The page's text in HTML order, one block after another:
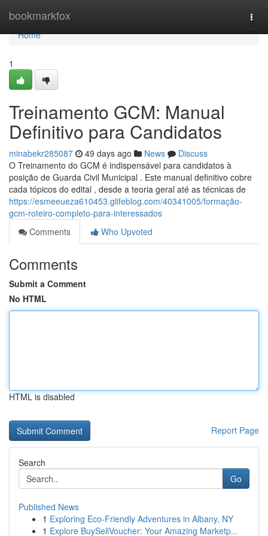
bookmarkfox
Home
Home
1
Treinamento GCM: Manual
Definitivo para Candidatos
minabekr285087 49 days ago News
Discuss
O Treinamento do GCM é indispensável para candidatos à
posição de Guarda Civil Municipal . Este manual definitivo cobre
cada tópicos do edital , desde a teoria geral até as técnicas de
https://esmeeueza610453.glifeblog.com/40341005/formação-
gcm-roteiro-completo-para-interessados
Comments
Who Upvoted
Comments
Submit a Comment
No HTML
HTML is disabled
Report Page
Search
Go
Published News
1 Exploring Eco-Friendly Adventures in Albany, NY
1 Explore BuySellVoucher: Your Amazing Marketp...